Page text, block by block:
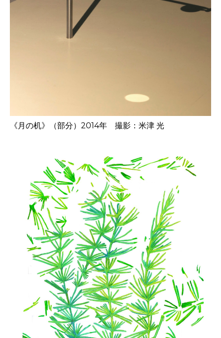
《月の机》（部分）2014年 撮影：米津 光